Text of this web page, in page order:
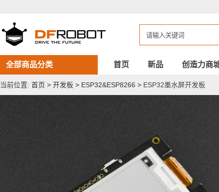
屏
开
发
板
全部商品分类 首页 新品 创造力商
当前位置: 首页 > 开发板 > ESP32&ESP8266 > ESP32墨水屏开发板